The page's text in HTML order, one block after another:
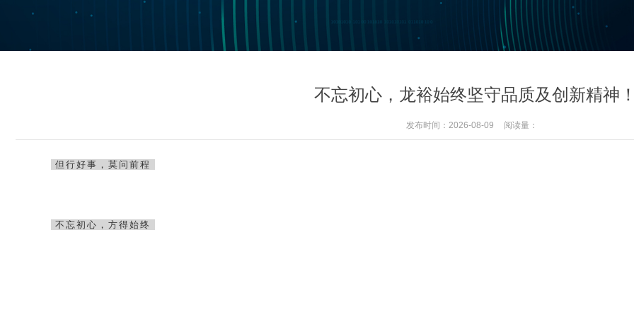
不忘初心，龙裕始终坚守品质及创新精神
发布时间：2026-08-09 阅读量：
但行好事，莫问前程
不忘初心，方得始终